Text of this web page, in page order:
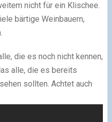
nicht für ein Klischee.
bärtige Weinbauern,
die es noch nicht kennen,
alle, die es bereits
sollten. Achtet auch